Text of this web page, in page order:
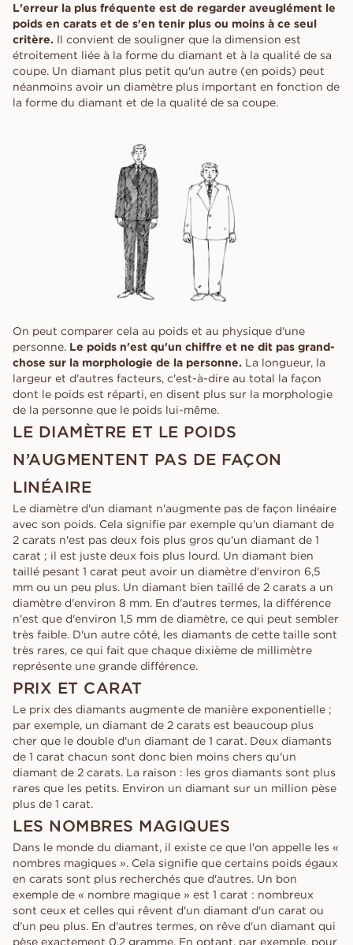
L'erreur la plus fréquente est de regarder aveuglément le
poids en carats et de s'en tenir plus ou moins à ce seul
critère. Il convient de souligner que la dimension est
étroitement liée à la forme du diamant et à la qualité de sa
coupe. Un diamant plus petit qu'un autre (en poids) peut
néanmoins avoir un diamètre plus important en fonction de
la forme du diamant et de la qualité de sa coupe.
On peut comparer cela au poids et au physique d'une
personne. Le poids n'est qu'un chiffre et ne dit pas grand-
chose sur la morphologie de la personne. La longueur, la
largeur et d'autres facteurs, c'est-à-dire au total la façon
dont le poids est réparti, en disent plus sur la morphologie
de la personne que le poids lui-même.
LE DIAMÈTRE ET LE POIDS
N’AUGMENTENT PAS DE FAÇON
LINÉAIRE
Le diamètre d'un diamant n'augmente pas de façon linéaire
avec son poids. Cela signifie par exemple qu'un diamant de
2 carats n'est pas deux fois plus gros qu'un diamant de 1
carat ; il est juste deux fois plus lourd. Un diamant bien
taillé pesant 1 carat peut avoir un diamètre d'environ 6,5
mm ou un peu plus. Un diamant bien taillé de 2 carats a un
diamètre d'environ 8 mm. En d'autres termes, la différence
n'est que d'environ 1,5 mm de diamètre, ce qui peut sembler
très faible. D'un autre côté, les diamants de cette taille sont
très rares, ce qui fait que chaque dixième de millimètre
représente une grande différence.
PRIX ET CARAT
Le prix des diamants augmente de manière exponentielle ;
par exemple, un diamant de 2 carats est beaucoup plus
cher que le double d'un diamant de 1 carat. Deux diamants
de 1 carat chacun sont donc bien moins chers qu'un
diamant de 2 carats. La raison : les gros diamants sont plus
rares que les petits. Environ un diamant sur un million pèse
plus de 1 carat.
LES NOMBRES MAGIQUES
Dans le monde du diamant, il existe ce que l'on appelle les «
nombres magiques ». Cela signifie que certains poids égaux
en carats sont plus recherchés que d'autres. Un bon
exemple de « nombre magique » est 1 carat : nombreux
sont ceux et celles qui rêvent d'un diamant d'un carat ou
d'un peu plus. En d'autres termes, on rêve d'un diamant qui
pèse exactement 0,2 gramme. En optant, par exemple, pour